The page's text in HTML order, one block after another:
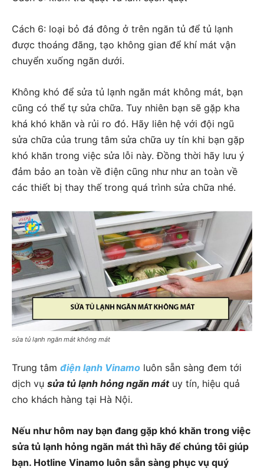
Cách 6: loại bỏ đá đông ở trên ngăn tủ để tủ lạnh
được thoáng đãng, tạo không gian để khí mát vận
chuyển xuống ngăn dưới.
Không khó để sửa tủ lạnh ngăn mát không mát, bạn
cũng có thể tự sửa chữa. Tuy nhiên bạn sẽ gặp kha
khá khó khăn và rủi ro đó. Hãy liên hệ với đội ngũ
sửa chữa của trung tâm sửa chữa uy tín khi bạn gặp
khó khăn trong việc sửa lỗi này. Đồng thời hãy lưu ý
đảm bảo an toàn về điện cũng như như an toàn về
các thiết bị thay thế trong quá trình sửa chữa nhé.
sửa tủ lạnh ngăn mát không mát
Trung tâm điện lạnh Vinamo luôn sẵn sàng đem tới
dịch vụ sửa tủ lạnh hỏng ngăn mátuy tín, hiệu quả
cho khách hàng tại Hà Nội.
Nếu như hôm nay bạn đang gặp khó khăn trong việc
sửa tủ lạnh hỏng ngăn mát thì hãy để chúng tôi giúp
bạn. Hotline Vinamo luôn sẵn sàng phục vụ quý